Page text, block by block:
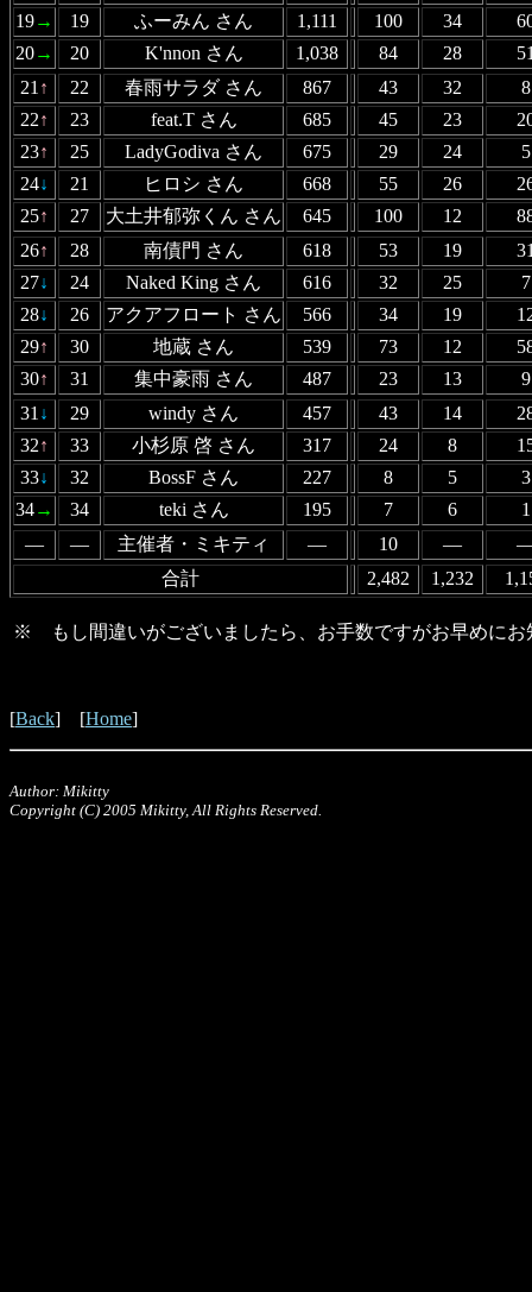
19→ 19 ふーみん さん 1,111 100 34
20→ 20 K'nnon さん 1,038 84 28
21 ↑ 22 春雨サラダ さん 867 43 32
8
22↑ 23 feat.T さん 685 45 23
23↑ 25 LadyGodiva さん 675 29 24
5
24↓ 21 ヒロシ さん 668 55 26
25↑ 27 大土井郁弥くん さん 645 100 12
26↑ 28 南債門 さん 618 53 19
27↓ 24 Naked King さん 616 32 25
7
28↓ 26 アクアフロート さん 566 34 19
29↑ 30 地蔵 さん 539 73 12
30↑ 31 集中豪雨 さん 487 23 13
9
31 ↓ 29 windy さん 457 43 14
32↑ 33 小杉原 啓 さん 317 24 8
33↓ 32 BossF さん 227 8 5
3
34→ 34 teki さん 195 7 6
1
―
― 主催者・ミキティ ― 10 ―
合計
2,482 1,232
※ もし間違いがございましたら、お手数ですがお早めにお
[Back] [Home]
Author: Mikitty
Copyright (C) 2005 Mikitty, All Rights Reserved.